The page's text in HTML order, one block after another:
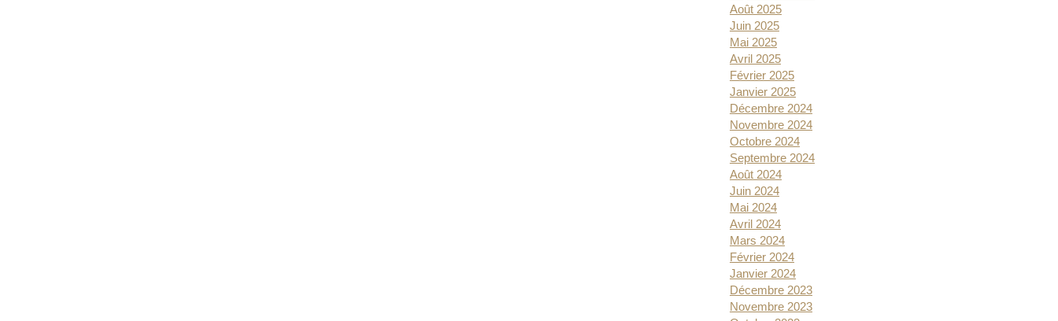
Août 2025
Juin 2025
Mai 2025
Avril 2025
Février 2025
Janvier 2025
Décembre 2024
Novembre 2024
Octobre 2024
Septembre 2024
Août 2024
Juin 2024
Mai 2024
Avril 2024
Mars 2024
Février 2024
Janvier 2024
Décembre 2023
Novembre 2023